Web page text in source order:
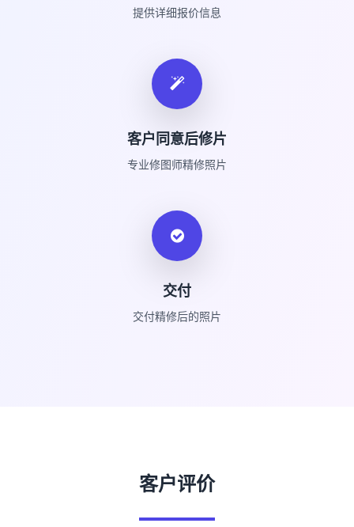
提供详细报价信息
客户同意后修片
专业修图师精修照片
交付
交付精修后的照片
客户评价